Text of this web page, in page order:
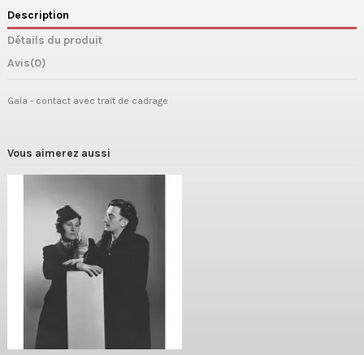
Description
Détails du produit
Avis(0)
Gala - contact avec trait de cadrage
Vous aimerez aussi